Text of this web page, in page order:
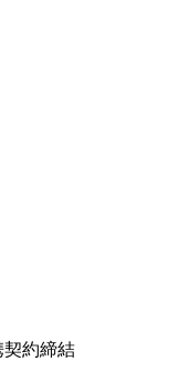
契約締結